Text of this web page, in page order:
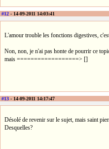
#12 - 14-09-2011 14:03:41
L'amour trouble les fonctions digestives,
Non, non, je n'ai pas honte de pourrir ce
mais ==================> []
#13 - 14-09-2011 14:17:47
Désolé de revenir sur le sujet, mais saint
Desquelles?